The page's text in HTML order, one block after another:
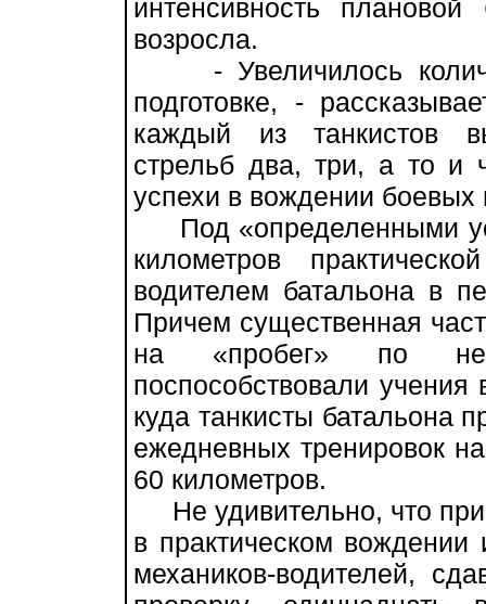
интенсивность плановой
возросла.
- Увеличилось
подготовке, -
каждый из танкистов
стрельб два, три, а то и
успехи в вождении
Под «определенными
километров
водителем батальона в
Причем существенная
на «пробег» по
поспособствовали
куда танкисты батальона
ежедневных тренировок
60 километров.
Не удивительно, что
в практическом вождении
механиков-водителей,